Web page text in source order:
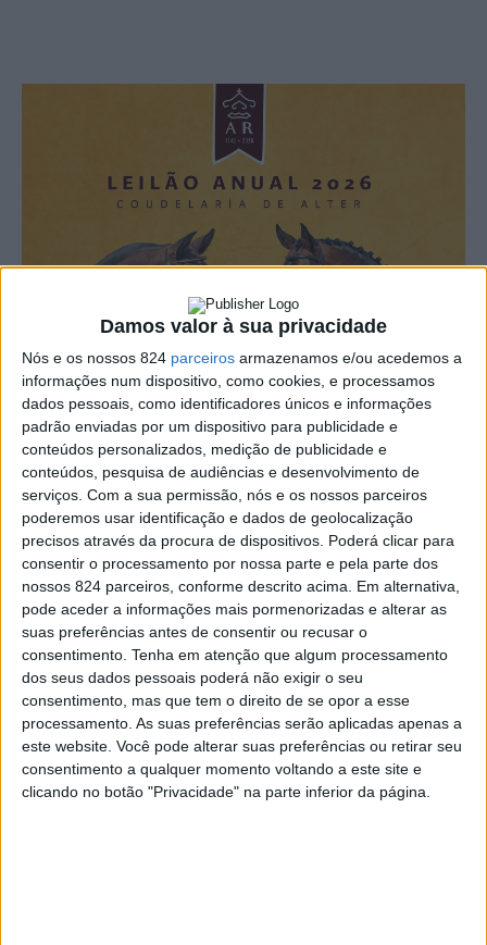
Damos valor à sua privacidade
Nós e os nossos 824 parceiros armazenamos e/ou acedemos a
informações num dispositivo, como cookies, e processamos
dados pessoais, como identificadores únicos e informações
padrão enviadas por um dispositivo para publicidade e
conteúdos personalizados, medição de publicidade e
conteúdos, pesquisa de audiências e desenvolvimento de
serviços. Com a sua permissão, nós e os nossos parceiros
poderemos usar identificação e dados de geolocalização
precisos através da procura de dispositivos. Poderá clicar para
consentir o processamento por nossa parte e pela parte dos
nossos 824 parceiros, conforme descrito acima. Em alternativa,
pode aceder a informações mais pormenorizadas e alterar as
suas preferências antes de consentir ou recusar o
consentimento. Tenha em atenção que algum processamento
dos seus dados pessoais poderá não exigir o seu
consentimento, mas que tem o direito de se opor a esse
processamento. As suas preferências serão aplicadas apenas a
este website. Você pode alterar suas preferências ou retirar seu
consentimento a qualquer momento voltando a este site e
clicando no botão "Privacidade" na parte inferior da página.
O tradicional leilão anual da Coudelaria de Alter realiza-
se no dia 24 de Abril, reunindo criadores, investidores e
apreciadores do cavalo lusitano numa das mais
emblemáticas coudelarias do País.